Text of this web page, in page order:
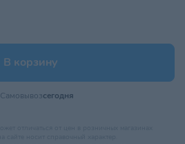
В корзину
Самовывозсегодня